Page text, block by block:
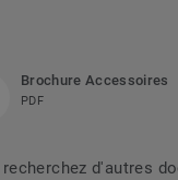
Brochure Accessoires
PDF
d'autres